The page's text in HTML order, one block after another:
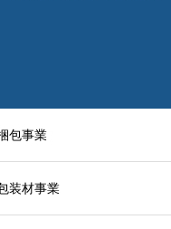
包事業
装材事業